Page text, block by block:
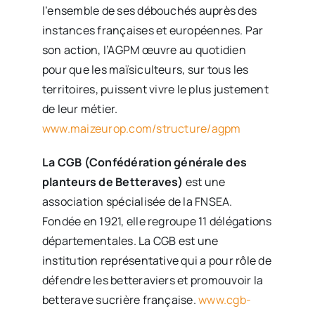
l’ensemble de ses débouchés auprès des
instances françaises et européennes. Par
son action, l’AGPM œuvre au quotidien
pour que les maïsiculteurs, sur tous les
territoires, puissent vivre le plus justement
de leur métier.
www.maizeurop.com/structure/agpm
La CGB (Confédération générale des
planteurs de Betteraves) est une
association spécialisée de la FNSEA.
Fondée en 1921, elle regroupe 11 délégations
départementales. La CGB est une
institution représentative qui a pour rôle de
défendre les betteraviers et promouvoir la
betterave sucrière française.www.cgb-